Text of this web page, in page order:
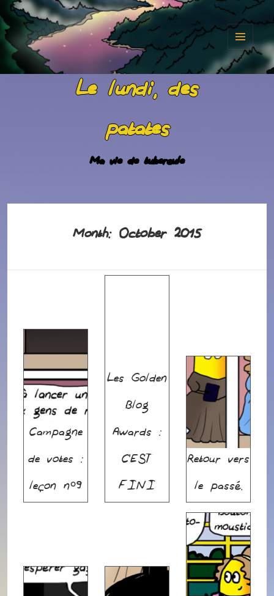
MENU
Le lundi, des
patates
Ma vie de tubercule
Month: October 2015
Campagne
de votes :
leçon n°9
Les Golden
Blog
Awards :
C’EST
FINI
Retour vers
le passé.